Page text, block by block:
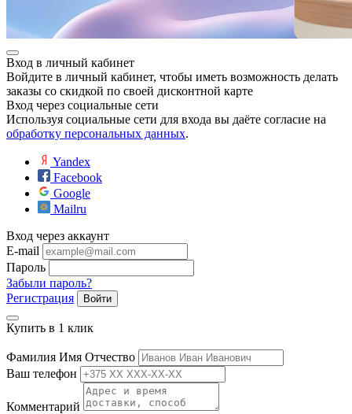
Вход в личный кабинет
Войдите в личный кабинет, чтобы иметь возможность делать
заказы со скидкой по своей дисконтной карте
Вход через социальные сети
Используя социальные сети для входа вы даёте согласие на
обработку персональных данных.
Yandex
Facebook
Google
Mailru
Вход через аккаунт
E-mail
Пароль
Забыли пароль?
Регистрация
Войти
Купить в 1 клик
Фамилия Имя Отчество
Ваш телефон
Комментарий